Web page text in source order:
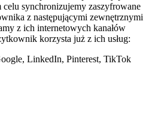
synchronizujemy zaszyfrowane
z następującymi zewnętrznymi
z ich internetowych kanałów
korzysta już z ich usług:
LinkedIn, Pinterest, TikTok